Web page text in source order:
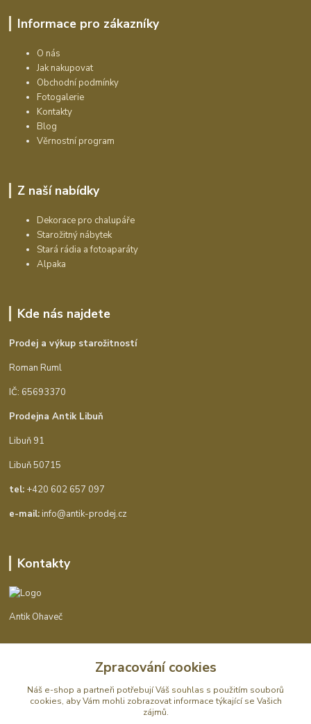
Informace pro zákazníky
O nás
Jak nakupovat
Obchodní podmínky
Fotogalerie
Kontakty
Blog
Věrnostní program
Z naší nabídky
Dekorace pro chalupáře
Starožitný nábytek
Stará rádia a fotoaparáty
Alpaka
Kde nás najdete
Prodej a výkup starožitností
Roman Ruml
IČ: 65693370
Prodejna Antik Libuň
Libuň 91
Libuň 50715
tel: +420 602 657 097
e-mail:info@antik-prodej.cz
Kontakty
Antik Ohaveč
info@antik-prodej.cz
Zpracování cookies
Náš e-shop a partneři potřebují Váš souhlas s použitím souborů
cookies, aby Vám mohli zobrazovat informace týkající se Vašich
zájmů.